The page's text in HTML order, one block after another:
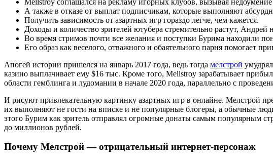
А также в отказе от выплат подписчикам, которые выполняют
Получить зависимость от азартных игр гораздо легче, чем кажется.
Доходы и количество зрителей ютубера стремительно растут,
Во время стримов почти все желания и поступки Бурима находили
Его образ как веселого, отважного и обаятельного парня помогает
Апогей истории пришелся на январь 2017 года, ведь тогда мелстрой
казино выплачивает ему $16 тыс. Кроме того, Mellstroy зарабатывает
области гемблинга и лудомании в начале 2020 года, параллельно с
И рисуют привлекательную картинку азартных игр в онлайне. Мелстрой
их выполняют не гости на вписке и не популярные блогеры, а обычные
этого Бурим как зритель отправлял огромные донаты самым популярным
до миллионов рублей.
Почему Мелстрой — отрицательный интернет-персонаж